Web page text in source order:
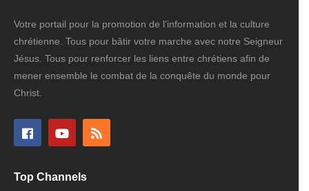
Votre portail pour la promotion de l'information et la culture
chrétienne. Tous pour bâtir votre marche avec notre Seigneur
Jésus. Tous pour renforcer les liens entre chrétiens afin de
mener ensemble le combat de la conquête du monde pour
Christ.
Top Channels